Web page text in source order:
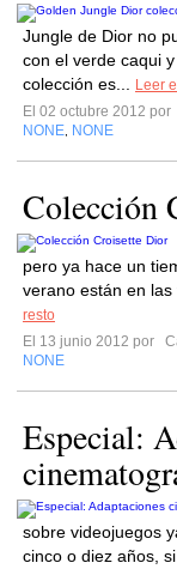
Jungle de Dior no
con el verde caqui
colección es...
Leer
El 02 octubre 2012 por
NONE NONE
Colección
pero ya hace un
verano están en las
resto
El 13 junio 2012 por
NONE
Especial:
sobre videojuegos
cinco o diez años,